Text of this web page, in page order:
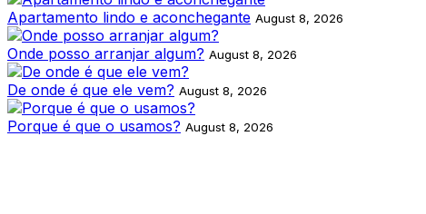
Apartamento lindo e aconchegante August 8, 2026
Onde posso arranjar algum? August 8, 2026
De onde é que ele vem? August 8, 2026
Porque é que o usamos? August 8, 2026